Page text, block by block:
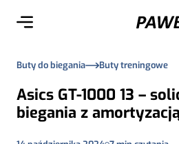
Buty do biegania Buty treningowe
Asics GT-1000 13 –
biegania z